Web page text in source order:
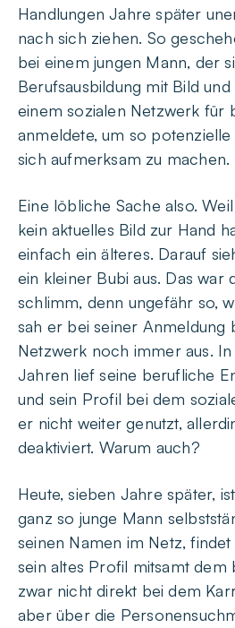
Handlungen Jahre später
nach sich ziehen. So
bei einem jungen Mann, der
Berufsausbildung mit Bild
einem sozialen Netzwerk für
anmeldete, um so
sich aufmerksam zu machen.
Eine löbliche Sache also.
kein aktuelles Bild zur Hand
einfach ein älteres. Darauf
ein kleiner Bubi aus. Das war
schlimm, denn ungefähr so,
sah er bei seiner Anmeldung
Netzwerk noch immer aus.
Jahren lief seine berufliche
und sein Profil bei dem
er nicht weiter genutzt,
deaktiviert. Warum auch?
Heute, sieben Jahre später,
ganz so junge Mann
seinen Namen im Netz,
sein altes Profil mitsamt
zwar nicht direkt bei dem
aber über die